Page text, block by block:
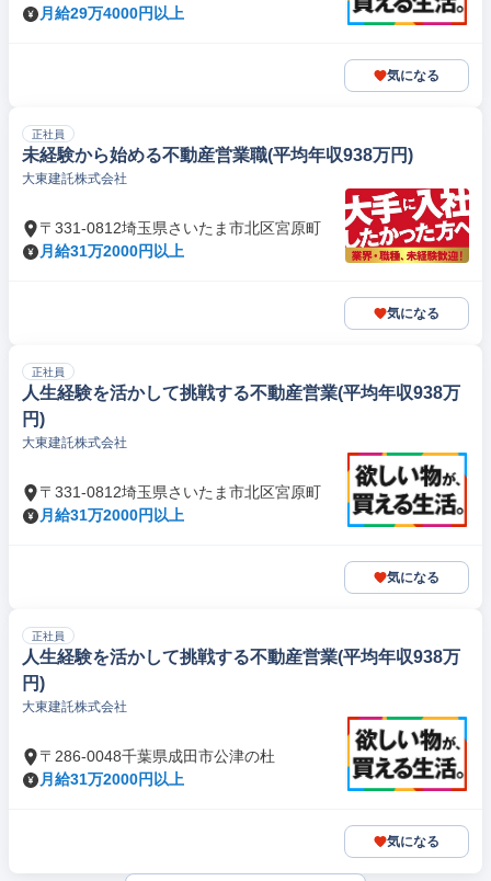
町
月給29万4000円以上
気になる
正社員
未経験から始める不動産営業職(平均年収938万円)
大東建託株式会社
〒331-0812埼玉県さいたま市北区宮原町
月給31万2000円以上
気になる
正社員
人生経験を活かして挑戦する不動産営業(平均年収938万
円)
大東建託株式会社
〒331-0812埼玉県さいたま市北区宮原町
月給31万2000円以上
気になる
正社員
人生経験を活かして挑戦する不動産営業(平均年収938万
円)
大東建託株式会社
〒286-0048千葉県成田市公津の杜
月給31万2000円以上
気になる